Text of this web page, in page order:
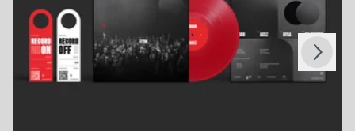
Poprzedni
Następny